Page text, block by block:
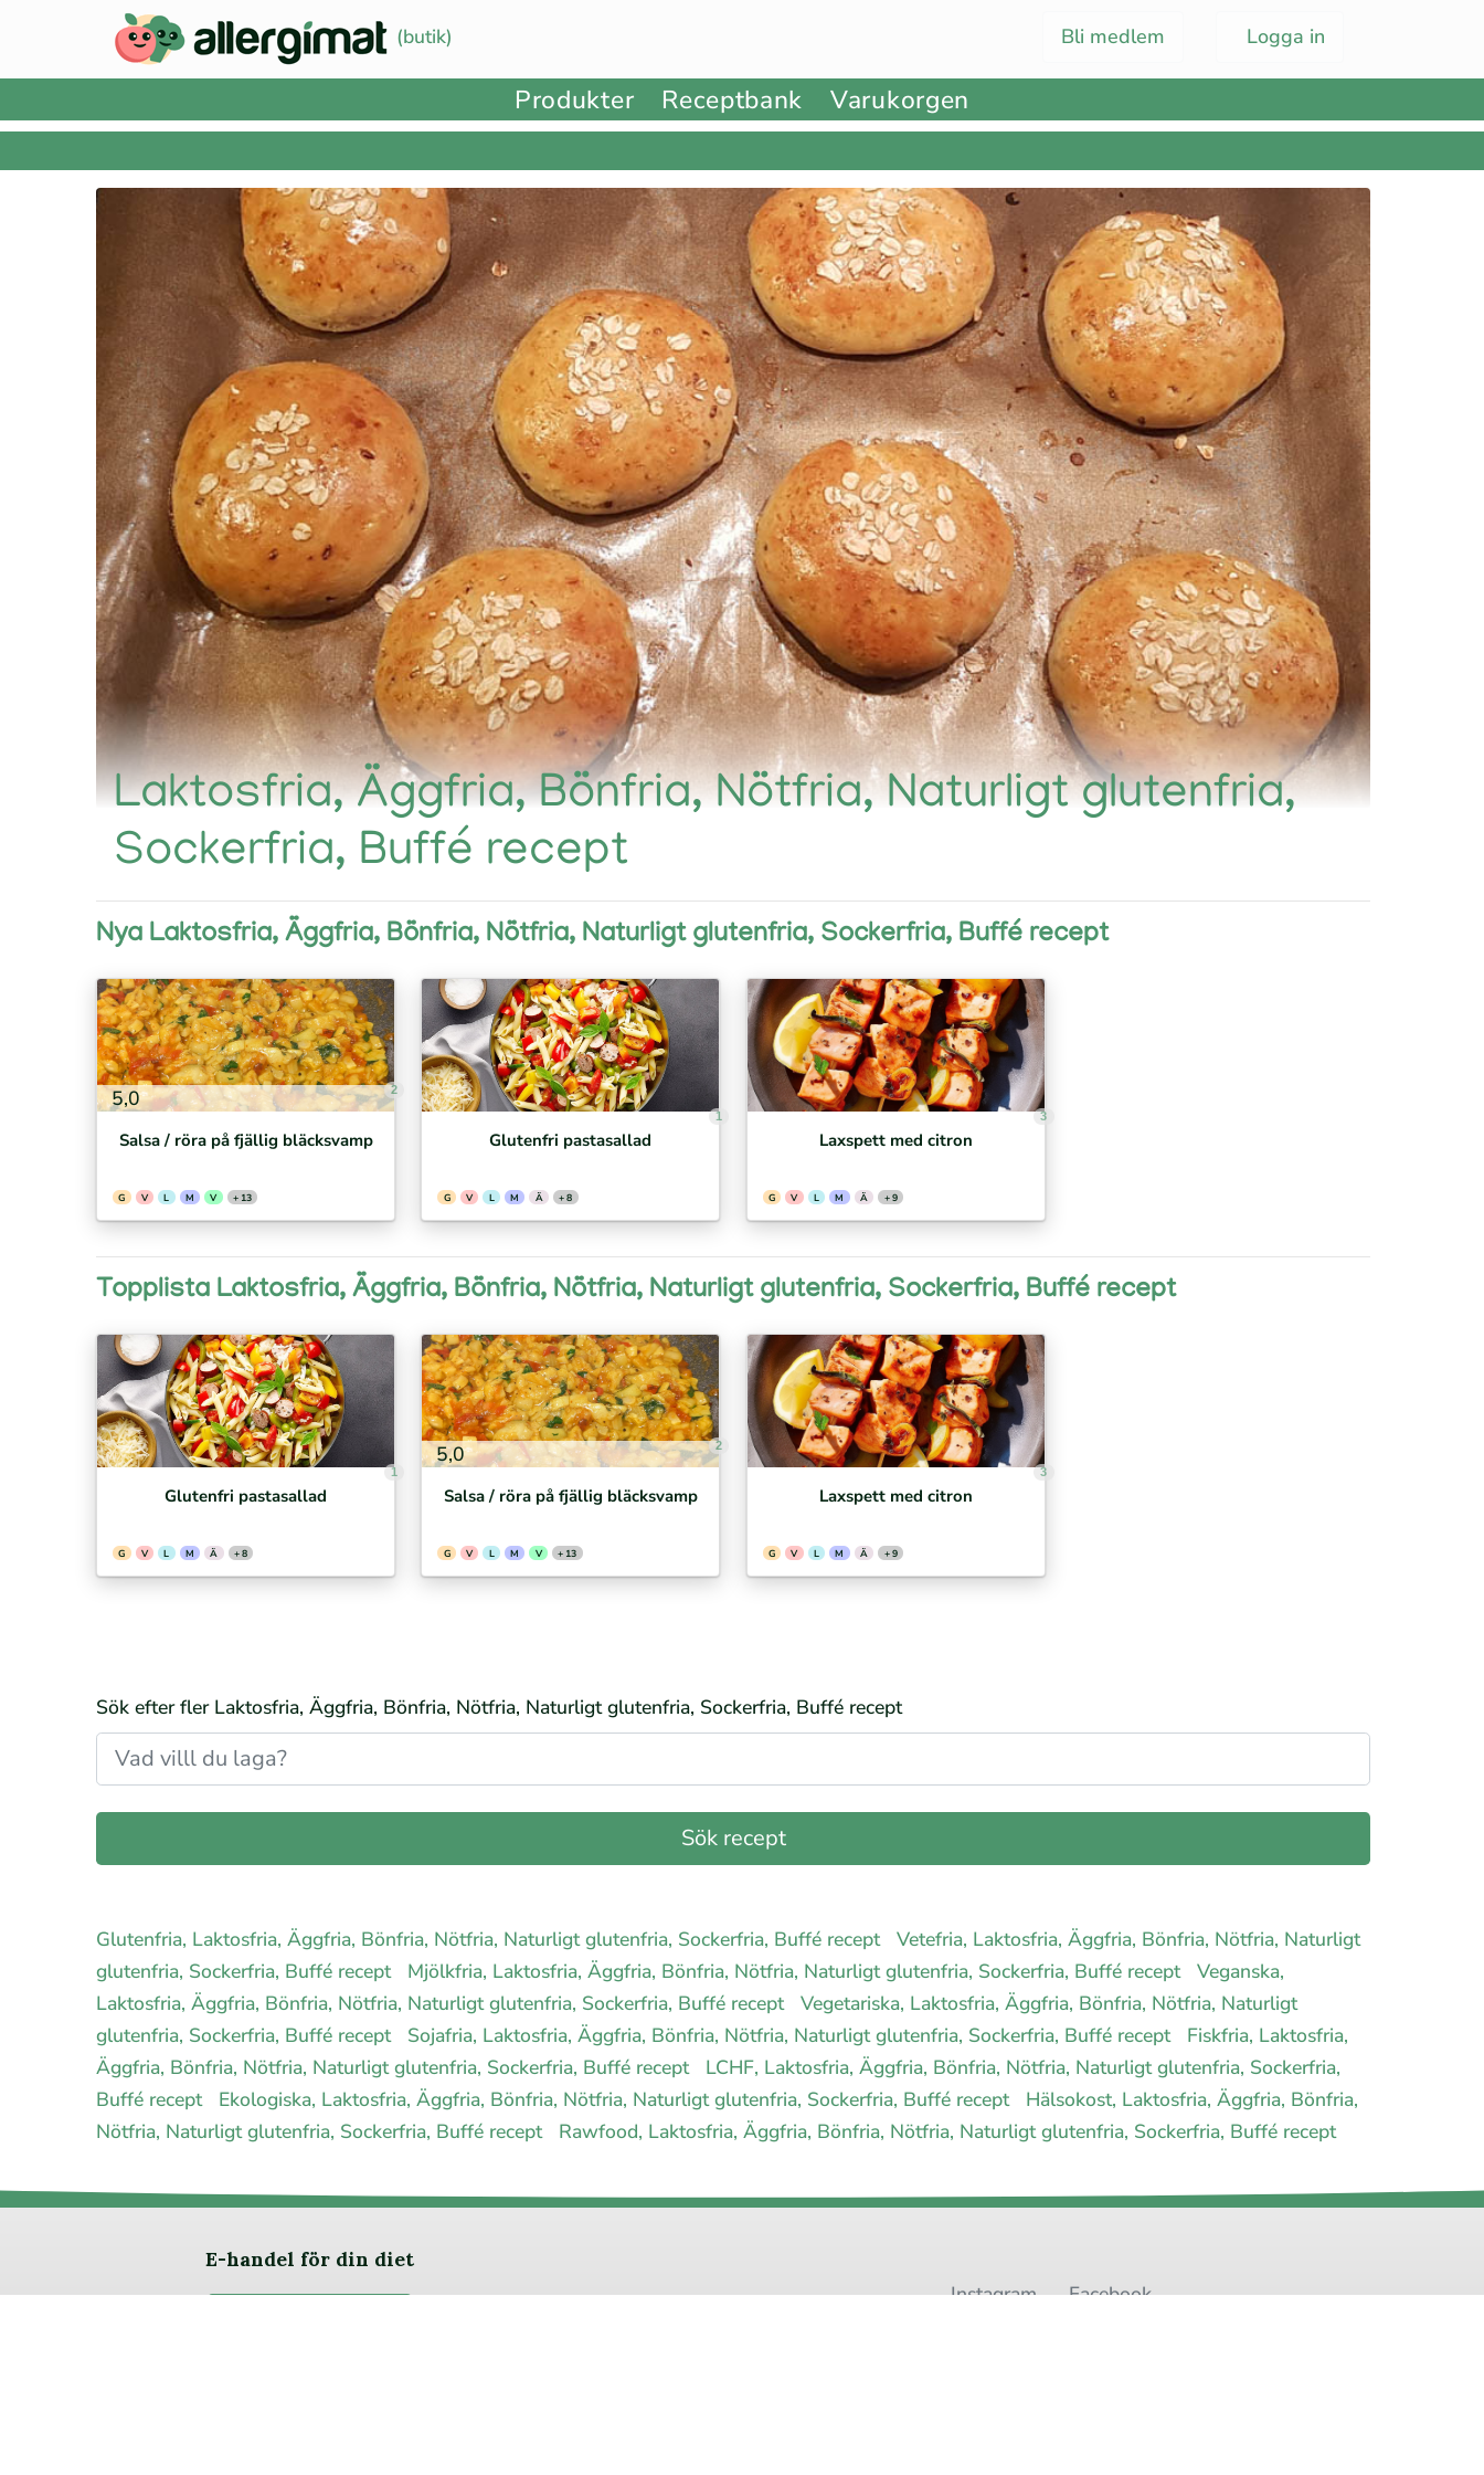
(butik) Logga in
Bli medlem
Produkter Receptbank Varukorgen
Laktosfria, Äggfria, Bönfria, Nötfria, Naturligt glutenfria,
Sockerfria, Buffé recept
Nya Laktosfria, Äggfria, Bönfria, Nötfria, Naturligt glutenfria, Sockerfria, Buffé recept
5,0 2
Salsa / röra på fjällig bläcksvamp
G V L M V + 13
1
Glutenfri pastasallad
G V L M Ä + 8
3
Laxspett med citron
G V L M Ä + 9
Topplista Laktosfria, Äggfria, Bönfria, Nötfria, Naturligt glutenfria, Sockerfria, Buffé recept
1
Glutenfri pastasallad
G V L M Ä + 8
5,0 2
Salsa / röra på fjällig bläcksvamp
G V L M V + 13
3
Laxspett med citron
G V L M Ä + 9
Sök efter fler Laktosfria, Äggfria, Bönfria, Nötfria, Naturligt glutenfria, Sockerfria, Buffé recept
Glutenfria, Laktosfria, Äggfria, Bönfria, Nötfria, Naturligt glutenfria, Sockerfria, Buffé recept Vetefria, Laktosfria, Äggfria, Bönfria, Nötfria, Naturligt
glutenfria, Sockerfria, Buffé recept
Mjölkfria, Laktosfria, Äggfria, Bönfria, Nötfria, Naturligt glutenfria, Sockerfria, Buffé recept Veganska,
Laktosfria, Äggfria, Bönfria, Nötfria, Naturligt glutenfria, Sockerfria, Buffé recept Vegetariska, Laktosfria, Äggfria, Bönfria, Nötfria, Naturligt
glutenfria, Sockerfria, Buffé recept
Sojafria, Laktosfria, Äggfria, Bönfria, Nötfria, Naturligt glutenfria, Sockerfria, Buffé recept
Fiskfria, Laktosfria,
Äggfria, Bönfria, Nötfria, Naturligt glutenfria, Sockerfria, Buffé recept
LCHF, Laktosfria, Äggfria, Bönfria, Nötfria, Naturligt glutenfria, Sockerfria,
Buffé recept
Ekologiska, Laktosfria, Äggfria, Bönfria, Nötfria, Naturligt glutenfria, Sockerfria, Buffé recept
Hälsokost, Laktosfria, Äggfria, Bönfria,
Nötfria, Naturligt glutenfria, Sockerfria, Buffé recept
Rawfood, Laktosfria, Äggfria, Bönfria, Nötfria, Naturligt glutenfria, Sockerfria, Buffé recept
E-handel för din diet
Instagram
Facebook